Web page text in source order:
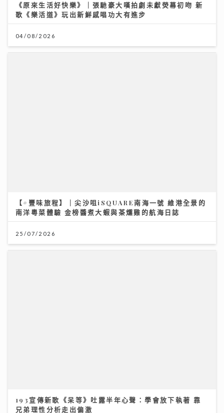
《原來生活好快樂》｜張馳豪大嘆拍劇未獻熒幕初吻 新
歌《樂活道》玩出新鮮感唱功大有進步
04/08/2026
【#豐味旅程】｜尖沙咀iSQUARE南海一號 維港全景的
南洋粵菜體驗 金榜醬煮大蝦與茶燻雞的航海日誌
25/07/2026
10/07/2026